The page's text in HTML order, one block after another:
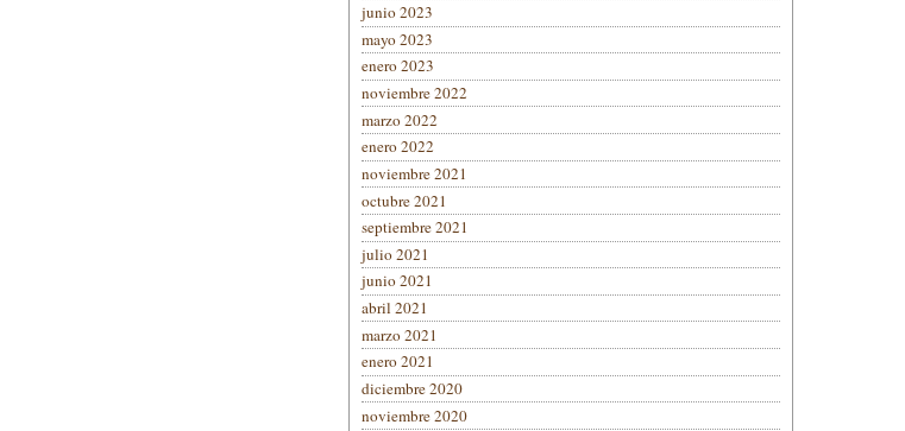
junio 2023
mayo 2023
enero 2023
noviembre 2022
marzo 2022
enero 2022
noviembre 2021
octubre 2021
septiembre 2021
julio 2021
junio 2021
abril 2021
marzo 2021
enero 2021
diciembre 2020
noviembre 2020